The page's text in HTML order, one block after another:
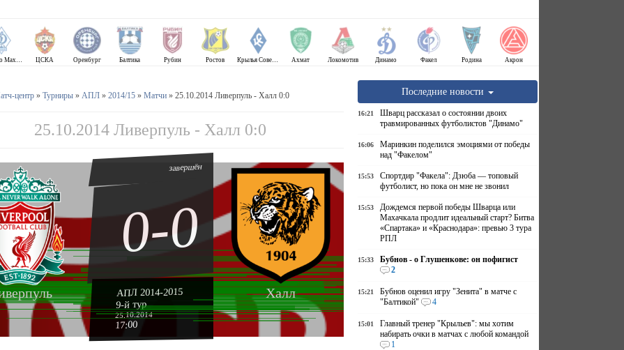
Динамо Махачкала ЦСКА Оренбург Балтика Рубин Ростов Крылья Советов Ахмат Локомотив Динамо Факел Родина Акрон
центр» Турниры» АПЛ» 2014/15» Матчи» 25.10.2014 Ливерпуль - Халл 0:0
25.10.2014 Ливерпуль - Халл 0:0
Халл
завершён
0-0
АПЛ 2014-2015
9-й тур
25.10.2014
17:00
Последние новости
16:21
Шварц рассказал о состоянии двоих
травмированных футболистов "Динамо"
16:06
Маринкин поделился эмоциями от победы
над "Факелом"
15:53
Спортдир "Факела": Дзюба — топовый
футболист, но пока он мне не звонил
15:53
Дождемся первой победы Шварца или
Махачкала продлит идеальный старт? Битва
«Спартака» и «Краснодара»: превью 3 тура
РПЛ
15:33
Бубнов - о Глушенкове: он пофигист
2
15:21
Бубнов оценил игру "Зенита" в матче с
"Балтикой"
4
15:01
Главный тренер "Крыльев": мы хотим
набирать очки в матчах с любой командой
1